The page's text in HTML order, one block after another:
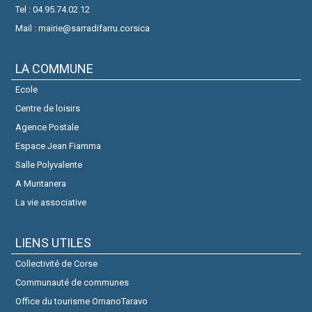
Tel : 04.95.74.02.12
Mail : mairie@sarradifarru.corsica
LA COMMUNE
Ecole
Centre de loisirs
Agence Postale
Espace Jean Fiamma
Salle Polyvalente
A Muntanera
La vie associative
LIENS UTILES
Collectivité de Corse
Communauté de communes
Office du tourisme OrnanoTaravo